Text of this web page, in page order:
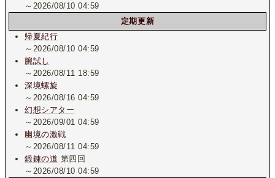
～2026/08/10 04:59
定期更新
帰夏紀行
～2026/08/10 04:59
腕試し
～2026/08/11 18:59
深境螺旋
～2026/08/16 04:59
幻想シアター
～2026/09/01 04:59
幽境の激戦
～2026/08/11 04:59
鍛錬の道 第四回
～2026/08/10 04:59